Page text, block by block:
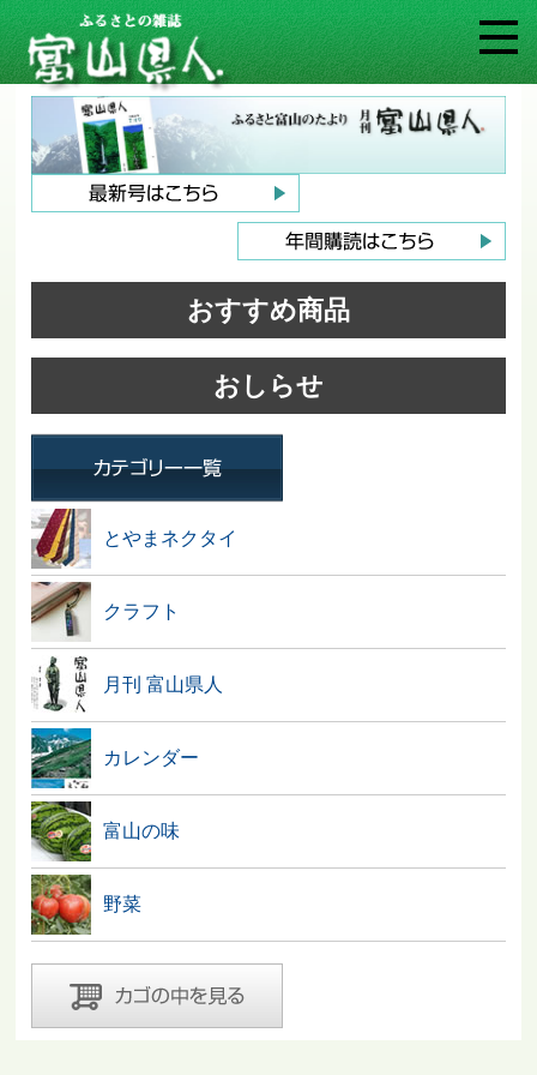
おすすめ商品
おしらせ
とやまネクタイ
クラフト
月刊 富山県人
カレンダー
富山の味
野菜